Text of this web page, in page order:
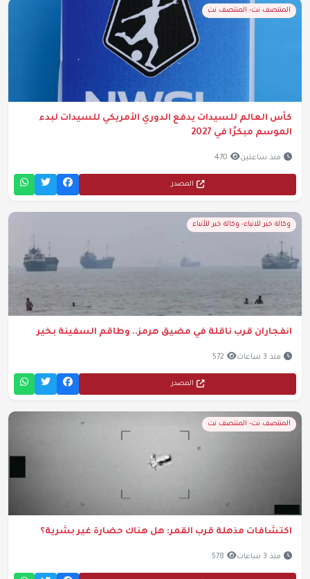
المنتصف نت- المنتصف نت
كأس العالم للسيدات يدفع الدوري الأمريكي للسيدات لبدء
الموسم مبكرًا في 2027
منذ ساعتين 470
المصدر
وكالة خبر للانباء- وكالة خبر للأنباء
انفجاران قرب ناقلة في مضيق هرمز.. وطاقم السفينة بخير
منذ 3 ساعات 572
المصدر
المنتصف نت- المنتصف نت
اكتشافات مذهلة قرب القمر: هل هناك حضارة غير بشرية؟
منذ 3 ساعات 578